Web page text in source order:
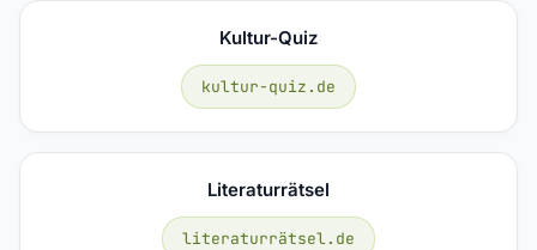
Kultur-Quiz
kultur-quiz.de
Literaturrätsel
literaturrätsel.de